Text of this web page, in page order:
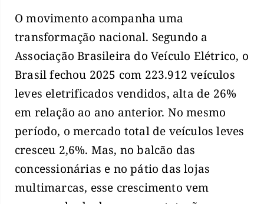
O movimento acompanha uma
transformação nacional. Segundo a
Associação Brasileira do Veículo Elétrico, o
Brasil fechou 2025 com 223.912 veículos
leves eletrificados vendidos, alta de 26%
em relação ao ano anterior. No mesmo
período, o mercado total de veículos leves
cresceu 2,6%. Mas, no balcão das
concessionárias e no pátio das lojas
multimarcas, esse crescimento vem